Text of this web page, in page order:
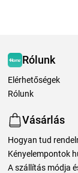
Rólunk
Elérhetőségek
Rólunk
Vásárlás
Hogyan tud
Kényelempontok
A szállítás módja